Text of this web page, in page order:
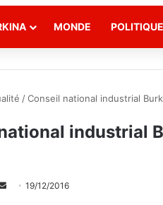
MONDE POLITIQUE
/Conseil national industrial
industrial
19/12/2016